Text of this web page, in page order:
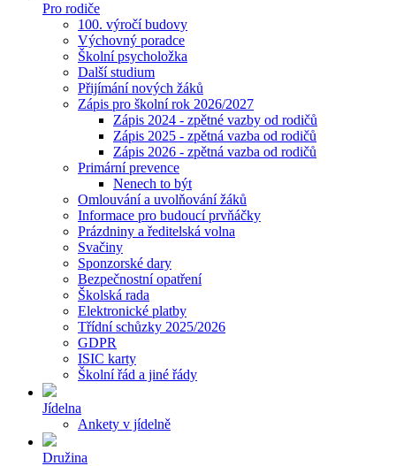
Pro rodiče
100. výročí budovy
Výchovný poradce
Školní psycholožka
Další studium
Přijímání nových žáků
Zápis pro školní rok 2026/2027
Zápis 2024 - zpětné vazby od rodičů
Zápis 2025 - zpětná vazba od rodičů
Zápis 2026 - zpětná vazba od rodičů
Primární prevence
Nenech to být
Omlouvání a uvolňování žáků
Informace pro budoucí prvňáčky
Prázdniny a ředitelská volna
Svačiny
Sponzorské dary
Bezpečnostní opatření
Školská rada
Elektronické platby
Třídní schůzky 2025/2026
GDPR
ISIC karty
Školní řád a jiné řády
Jídelna
Ankety v jídelně
Družina